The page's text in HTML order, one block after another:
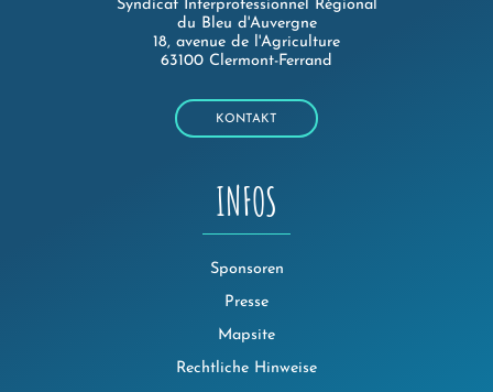
Syndicat Interprofessionnel Régional
du Bleu d'Auvergne
18, avenue de l'Agriculture
63100 Clermont-Ferrand
KONTAKT
INFOS
Sponsoren
Presse
Mapsite
Rechtliche Hinweise